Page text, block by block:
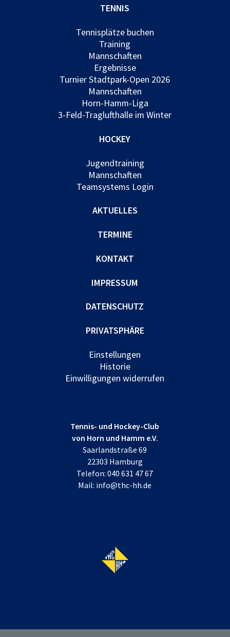
TENNIS
Tennisplätze buchen
Training
Mannschaften
Ergebnisse
Turnier Stadtpark-Open 2026
Mannschaften
Horn-Hamm-Liga
3-Feld-Traglufthalle im Winter
HOCKEY
Jugendtraining
Mannschaften
Teamsystems Login
AKTUELLES
TERMINE
KONTAKT
IMPRESSUM
DATENSCHUTZ
PRIVATSPHÄRE
Einstellungen
Historie
Einwilligungen widerrufen
Tennis- und Hockey-Club
von Horn und Hamm e.V.
Saarlandstraße 69
22303 Hamburg
Telefon:040 631 47 67
Mail: info@thc-hh.de